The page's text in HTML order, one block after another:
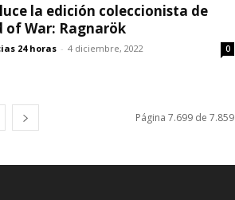
la edición coleccionista de
of War: Ragnarök
24 horas - 4 diciembre, 2022 0
Página 7.699 de 7.859